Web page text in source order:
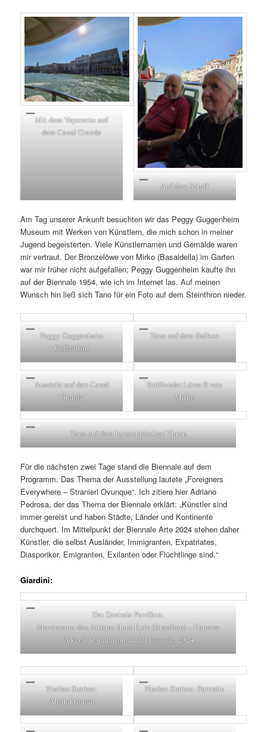
Mit dem Vaporetto auf
dem Canal Grande
Auf dem Schiff
Am Tag unserer Ankunft besuchten wir das Peggy Guggenheim
Museum mit Werken von Künstlern, die mich schon in meiner
Jugend begeisterten. Viele Künstlernamen und Gemälde waren
mir vertraut. Der Bronzelöwe von Mirko (Basaldella) im Garten
war mir früher nicht aufgefallen; Peggy Guggenheim kaufte ihn
auf der Biennale 1954, wie ich im Internet las. Auf meinen
Wunsch hin ließ sich Tano für ein Foto auf dem Steinthron nieder.
Peggy Guggenheim
Collection
Tano auf dem Balkon
Aussicht auf den Canal
Grande
Brüllender Löwe II von
Mirko
Tano auf dem byzantinischen Thron
Für die nächsten zwei Tage stand die Biennale auf dem
Programm. Das Thema der Ausstellung lautete „Foreigners
Everywhere – Stranieri Ovunque“. Ich zitiere hier Adriano
Pedrosa, der das Thema der Biennale erklärt: „Künstler sind
immer gereist und haben Städte, Länder und Kontinente
durchquert. Im Mittelpunkt der Biennale Arte 2024 stehen daher
Künstler, die selbst Ausländer, Immigranten, Expatriates,
Diasporiker, Emigranten, Exilanten oder Flüchtlinge sind.“
Giardini:
Der Zentrale Pavillon:
Movimento dos Artistas Huni Kuin (Brasilien) – Kapewe
Pukeni, Installation an der Fassade, 2024
Nucleo Storico:
Abstraktionen
Nucleo Storico: Portraits